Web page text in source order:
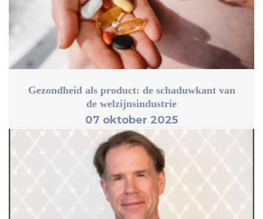
Gezondheid als product: de schaduwkant van
de welzijnsindustrie
07 oktober 2025